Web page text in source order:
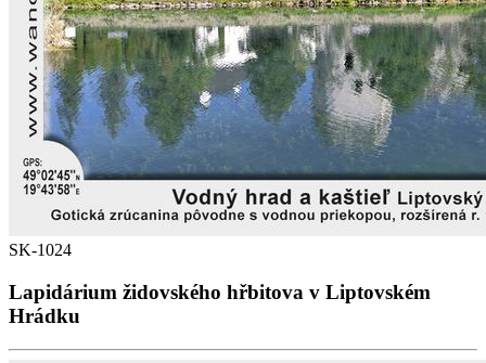
SK-1024
Lapidárium židovského hřbitova v Liptovském
Hrádku